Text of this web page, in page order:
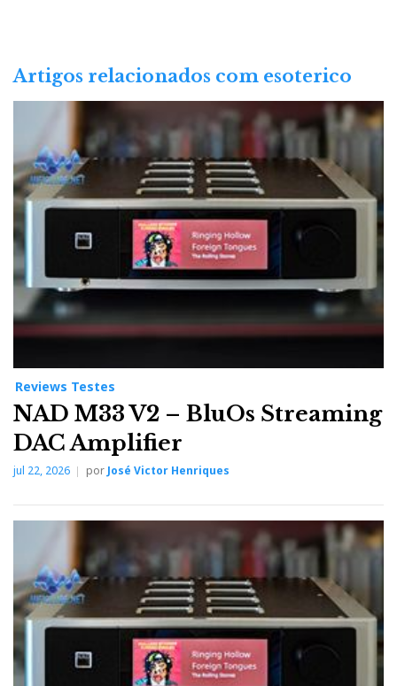
Artigos relacionados com esoterico
Reviews Testes
NAD M33 V2 – BluOs Streaming
DAC Amplifier
jul 22, 2026 por José Victor Henriques